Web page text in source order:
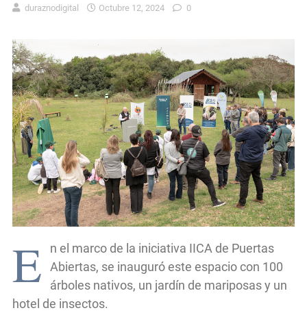
duraznodigital Octubre 12, 2024 0
E
n el marco de la iniciativa IICA de Puertas
Abiertas, se inauguró este espacio con 100
árboles nativos, un jardín de mariposas y un
hotel de insectos.